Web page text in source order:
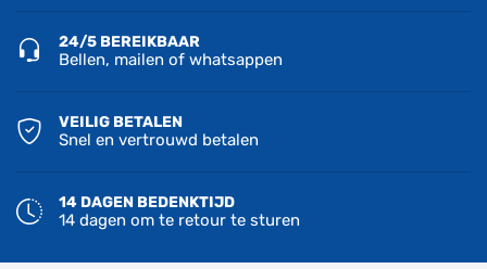
24/5 BEREIKBAAR
Bellen, mailen of whatsappen
VEILIG BETALEN
Snel en vertrouwd betalen
14 DAGEN BEDENKTIJD
14 dagen om te retour te sturen